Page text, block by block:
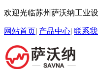
欢迎光临苏州萨沃纳工业
网站首页| 产品中心| 联系